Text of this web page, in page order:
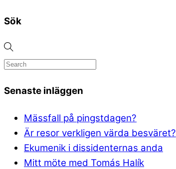
Sök
Senaste inläggen
Mässfall på pingstdagen?
Är resor verkligen värda besväret?
Ekumenik i dissidenternas anda
Mitt möte med Tomás Halík